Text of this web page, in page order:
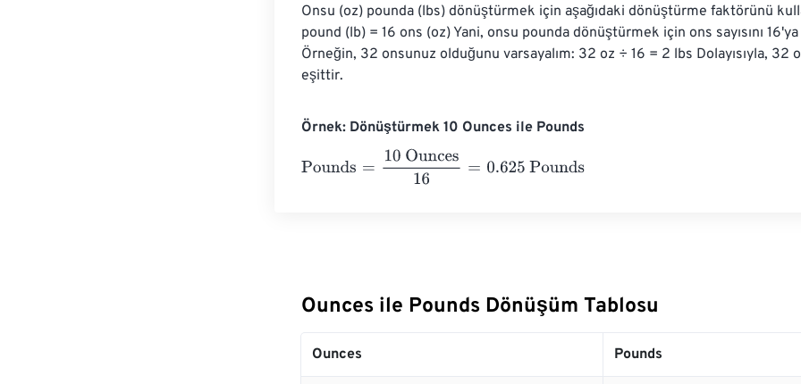
Onsu (oz) pounda (lbs) dönüştürmek için aşağıdaki dönüştürme faktörünü
pound (lb) = 16 ons (oz) Yani, onsu pounda dönüştürmek için ons sayısını
Örneğin, 32 onsunuz olduğunu varsayalım: 32 oz ÷ 16 = 2 lbs Dolayısıyla, 32
eşittir.
Örnek: Dönüştürmek 10 Ounces ile Pounds
Pounds
10 Ounces16=0.625 Pounds
Ounces ile Pounds Dönüşüm Tablosu
Ounces Pounds